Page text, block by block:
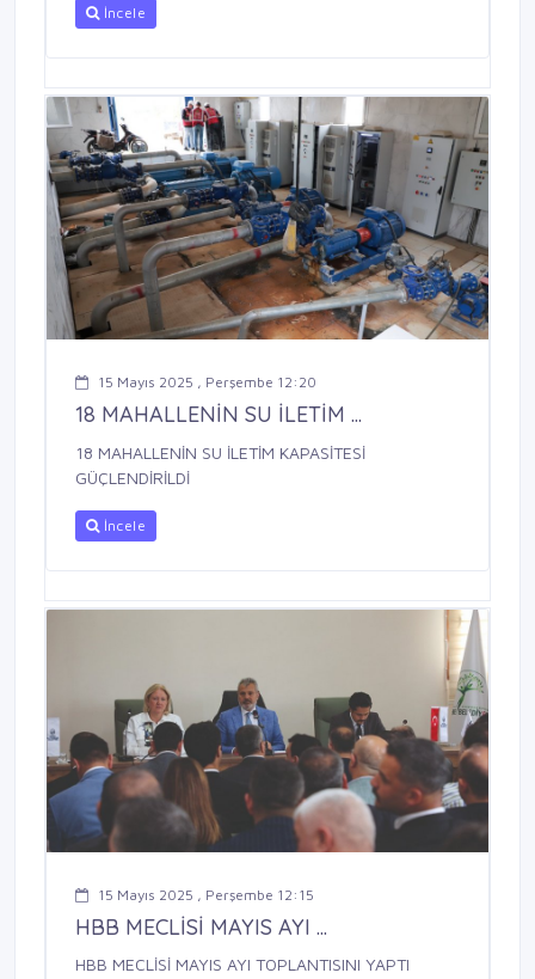
İncele
15 Mayıs 2025 , Perşembe 12:20
18 MAHALLENİN SU İLETİM ...
18 MAHALLENİN SU İLETİM KAPASİTESİ
GÜÇLENDİRİLDİ
İncele
15 Mayıs 2025 , Perşembe 12:15
HBB MECLİSİ MAYIS AYI ...
HBB MECLİSİ MAYIS AYI TOPLANTISINI YAPTI